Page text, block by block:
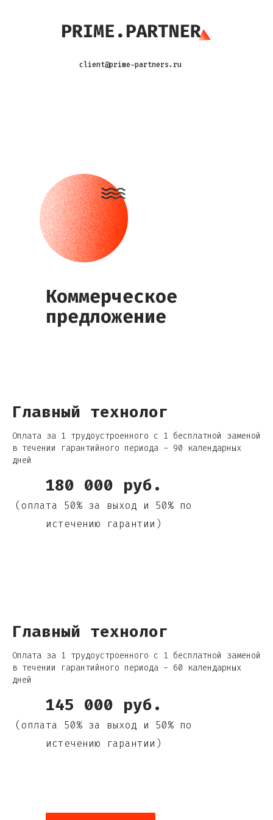
client@prime-partners.ru
Коммерческое
предложение
Главный технолог
Оплата за 1 трудоустроенного с 1 бесплатной заменой
в течении гарантийного периода - 90 календарных
дней
180 000 руб.
(оплата 50% за выход и 50% по
истечению гарантии)
Главный технолог
Оплата за 1 трудоустроенного с 1 бесплатной заменой
в течении гарантийного периода - 60 календарных
дней
145 000 руб.
(оплата 50% за выход и 50% по
истечению гарантии)